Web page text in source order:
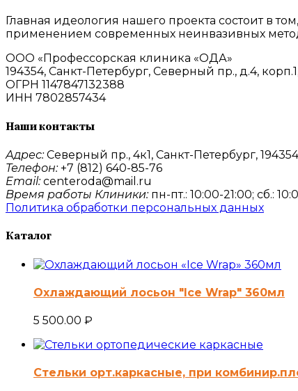
Главная идеология нашего проекта состоит в
применением современных неинвазивных
ООО «Профессорская клиника «ОДА»
194354, Санкт-Петербург, Северный пр., д.4,
ОГРН 1147847132388
ИНН 7802857434
Наши контакты
Адрес:Северный пр., 4к1, Санкт-Петербург, 194354
Телефон:+7 (812) 640-85-76
Email:centeroda@mail.ru
Время работы Клиники:пн-пт.: 10:00-21:00; сб.:
Политика обработки персональных данных
Каталог
Охлаждающий лосьон "Ice Wrap" 360мл
5 500.00 ₽
Стельки орт.каркасные, при